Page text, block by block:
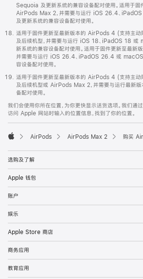
Sequoia 及更新系统的兼容设备配对使用。适用于固
AirPods Max 2，并需要与运行 iOS 26.4、
及更新系统的兼容设备配对使用。
适用于固件更新至最新版本的 AirPods 4 (支持主
及后续机型，并需要与运行 iOS 18、iPadOS 18
新系统的兼容设备配对使用。适用于固件更新至最新
并需要与运行 iOS 26.4、iPadOS 26.4 或
容设备配对使用。
适用于固件更新至最新版本的 AirPods 4 (支持主
及后续机型或 AirPods Max 2，并需要与运行最新版
备配对使用。
我们会使用你所在位置，为你更快显示送货选项。我们通
访问 Apple 网站时输入的位置信息，找到了你的位置。
AirPods AirPods Max 2 购买
选购及了解
Apple 钱包
账户
娱乐
Apple Store 商店
商务应用
教育应用